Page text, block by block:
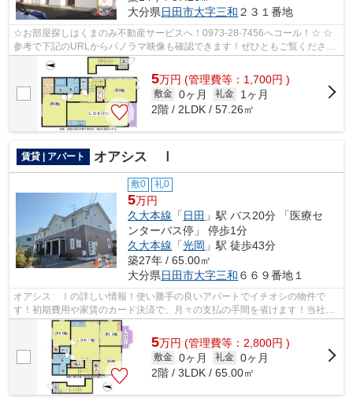
大分県日田市大字三和 ２３１番地
☆お部屋探しはくまのみ不動産サービスへ！0973-28-7456へコール！☆ ☆
参考で下記のURLからパノラマ映像も確認できます！ぜひともご覧くださ
い。☆ 旧ドミールたかくら2 203号室 パノラ...
5万円 (管理費等：1,700円 )
敷金 0ヶ月 礼金
1ヶ月
2階 / 2LDK / 57.26㎡
賃貸 | アパート オアシス Ⅰ
敷0 礼0
5万円
久大本線 「 日田 」駅 バス20分 「医療セ
ンターバス停」 停歩1分
久大本線 「光岡 」駅 徒歩43分
築27年 / 65.00㎡
大分県日田市大字三和 ６６９番地１
オアシス Ⅰの詳しい情報！使い勝手の良いアパートでイチオシの物件で
す！初期費用や家賃のカード決済で、月々の支払の手間を省けます！当社は
お客様のご希望に適した物件のご紹介をい...
5万円 (管理費等：2,800円 )
敷金 0ヶ月 礼金 0ヶ月
2階 / 3LDK / 65.00㎡